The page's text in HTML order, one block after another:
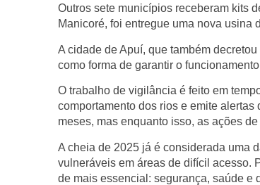
Outros sete municípios receberam kits
Manicoré, foi entregue uma nova usina
A cidade de Apuí, que também
como forma de garantir o
O trabalho de vigilância é feito em
comportamento dos rios e emite
meses, mas enquanto isso, as ações
A cheia de 2025 já é considerada uma
vulneráveis em áreas de difícil acesso.
de mais essencial: segurança, saúde e